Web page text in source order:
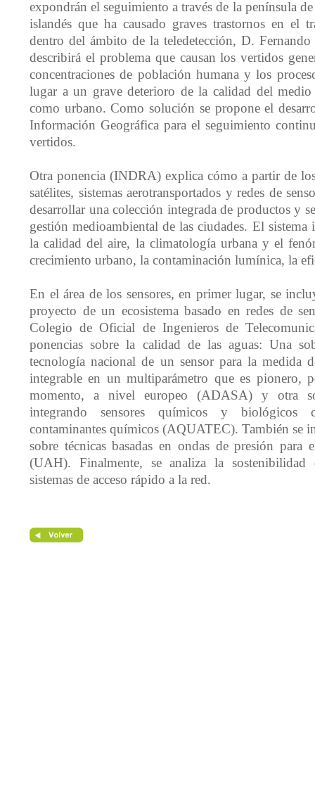
expondrán el seguimiento a través de la península
islandés que ha causado graves trastornos en el
dentro del ámbito de la teledetección, D.
describirá el problema que causan los vertidos
concentraciones de población humana y los
lugar a un grave deterioro de la calidad del
como urbano. Como solución se propone el
Información Geográfica para el seguimiento
vertidos.
Otra ponencia (INDRA) explica cómo a partir de
satélites, sistemas aerotransportados y redes de
desarrollar una colección integrada de productos y
gestión medioambiental de las ciudades. El sistema
la calidad del aire, la climatología urbana y el
crecimiento urbano, la contaminación lumínica, la
En el área de los sensores, en primer lugar, se
proyecto de un ecosistema basado en redes de
Colegio de Oficial de Ingenieros de
ponencias sobre la calidad de las aguas: Una
tecnología nacional de un sensor para la medida
integrable en un multiparámetro que es pionero,
momento, a nivel europeo (ADASA) y otra
integrando sensores químicos y biológicos
contaminantes químicos (AQUATEC). También se
sobre técnicas basadas en ondas de presión para
(UAH). Finalmente, se analiza la sostenibilidad
sistemas de acceso rápido a la red.